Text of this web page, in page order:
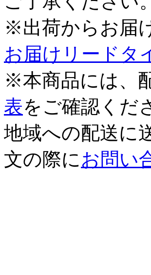
※出荷からお届
お届けリードタ
※本商品には、
表をご確認くだ
地域への配送に
文の際に お問い